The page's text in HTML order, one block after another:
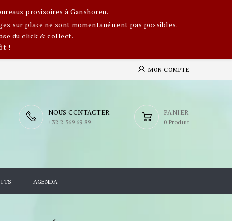
provisoires à Ganshoren.
sur place ne sont momentanément pas possibles.
du click & collect.
!
MON COMPTE
PANIER
0 Produit
NOUS CONTACTER
​+32 2 569 69 89
AGENDA